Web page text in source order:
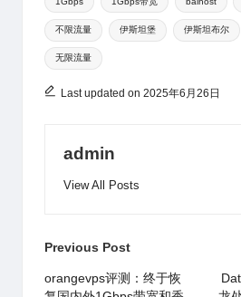
at ei
b
a
n
A
p
b
o
不限流量 伊斯坦堡 伊斯坦布尔
无限流量
Last updated on 2025年6月26日
admin
View All Posts
Post
navigation
Previous Post
orangevps评测：终于恢